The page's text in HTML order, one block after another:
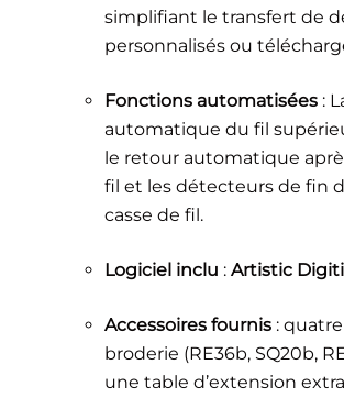
simplifiant le transfert de
personnalisés ou
Fonctions automatisées :
automatique du fil
le retour automatique
fil et les détecteurs de fin
casse de fil.
Logiciel inclu : Artistic
Accessoires fournis :
broderie (RE36b, SQ20b,
une table d’extension